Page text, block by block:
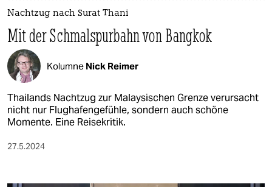
Nachtzug nach Surat Thani
Mit der Schmalspurbahn von Bangkok
Kolumne Nick Reimer
Thailands Nachtzug zur Malaysischen Grenze verursacht
nicht nur Flughafengefühle, sondern auch schöne
Momente. Eine Reisekritik.
27.5.2024